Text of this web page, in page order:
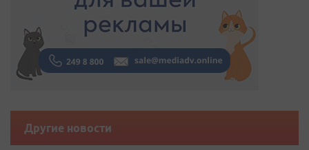
Другие новости